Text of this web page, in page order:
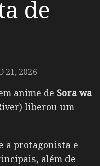
de
21, 2026
anime de Sora wa
liberou um
a protagonista e
além de